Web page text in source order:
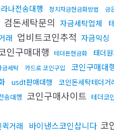
나전송대행 정치자금현금화방법 금
검돈세탁문의 자금세탁업체
래 업비트코인추적 자금믹싱
인구매대행 테더돈현금화 태더
금세탁 카드로 코인구입 코인구매대
usdt판매대행 코인돈세탁테더거
송대행 코인구매사이트 테더코
거래 바이낸스코인삽니다 코